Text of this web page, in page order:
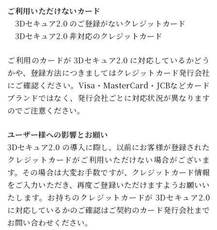
ご利用いただけないカード
3Dセキュア2.0 のご登録がないクレジットカード
3Dセキュア2.0 非対応のクレジットカード
ご利用のカードが 3Dセキュア2.0 に対応しているかどう
かや、登録方法につきましてはクレジットカード発行会社
にご確認ください。Visa・MasterCard・JCBなどカード
ブランドではなく、発行会社ごとに対応状況が異なります
のでご注意ください。
ユーザー様への影響とお願い
3Dセキュア2.0 の導入に際し、以前にお客様が登録された
クレジットカードがご利用いただけない場合がございま
す。その場合は大変お手数ですが、クレジットカード情報
をご入力いただき、再度ご登録いただけますようお願いい
たします。お持ちのクレジットカードが 3Dセキュア2.0
に対応しているかのご確認はご契約のカード発行会社まで
お問い合わせください。